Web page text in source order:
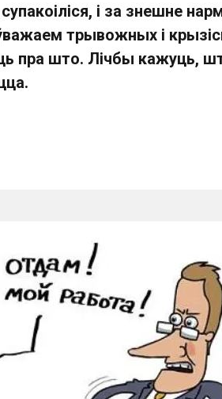
і за знешне
трывожных і
пра што. Лічбы кажуць,